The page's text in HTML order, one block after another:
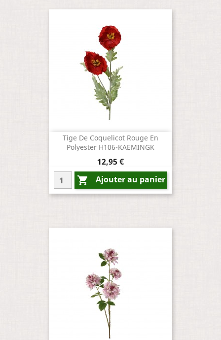
Tige De Coquelicot Rouge En
Polyester H106-KAEMINGK
Prix
12,95 €
 Ajouter au panier